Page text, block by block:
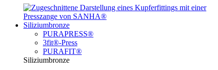
Siliziumbronze
PURAPRESS®
3fit®-Press
PURAFIT®
Siliziumbronze